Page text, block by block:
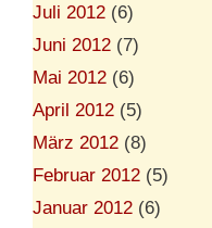
Juli 2012 (6)
Juni 2012 (7)
Mai 2012 (6)
April 2012 (5)
März 2012 (8)
Februar 2012 (5)
Januar 2012 (6)